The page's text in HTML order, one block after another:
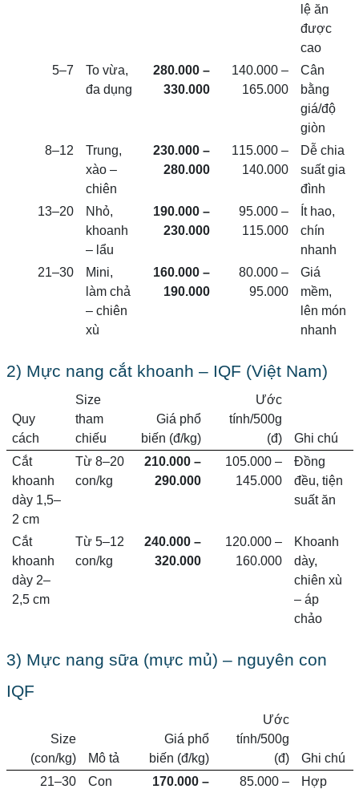
lệ ăn
được
cao
5–7
To vừa,
đa dụng
280.000 –
330.000
140.000 –
165.000
Cân
bằng
giá/độ
giòn
8–12
Trung,
xào –
chiên
230.000 –
280.000
115.000 –
140.000
Dễ chia
suất gia
đình
13–20
Nhỏ,
khoanh
– lẩu
190.000 –
230.000
95.000 –
115.000
Ít hao,
chín
nhanh
21–30
Mini,
làm chả
– chiên
xù
160.000 –
190.000
80.000 –
95.000
Giá
mềm,
lên món
nhanh
2) Mực nang cắt khoanh – IQF (Việt Nam)
Quy
cách
Size
tham
chiếu
Giá phổ
biến (đ/kg)
Ước
tính/500g
(đ)
Ghi chú
Cắt
khoanh
dày 1,5–
2 cm
Từ 8–20
con/kg
210.000 –
290.000
105.000 –
145.000
Đồng
đều, tiện
suất ăn
Cắt
khoanh
dày 2–
2,5 cm
Từ 5–12
con/kg
240.000 –
320.000
120.000 –
160.000
Khoanh
dày,
chiên xù
– áp
chảo
3) Mực nang sữa (mực mủ) – nguyên con
IQF
Size
(con/kg)
Mô tả
Giá phổ
biến (đ/kg)
Ước
tính/500g
(đ)
Ghi chú
21–30
Con 170.000 – 85.000 – Hợp